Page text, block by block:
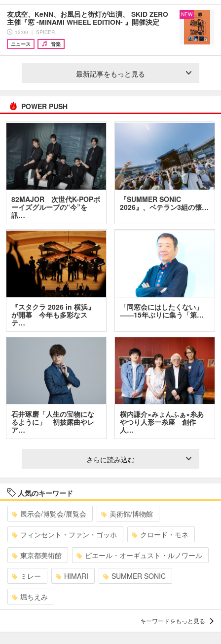
友成空、KeNN、お風呂と街灯が出演、 SKID ZERO
主催『窓 -MINAMI WHEEL EDITION- 』開催決定
12:00 ｜ SPICER
ニュース
音楽
NEW
最新記事をもっと見る
POWER PUSH
82MAJOR 次世代K-POPボ
ーイズグループの“今”を
訊…
『SUMMER SONIC
2026』、ベテラン3組の懐…
『スタクラ 2026 in 横浜』
が開幕 今年も多彩なス
テ…
「同窓会にはしたくない」
――15年ぶりに集う「第…
石井琢磨「人生の宝物にな
るように」 初披露曲やレ
ア…
横内謙介×みょんふぁ×糸あ
やつり人形一糸座 創作
人…
さらに読み込む
人気のキーワード
展示会/博覧会/展覧会 美術館/博物館
フィンセント・ファン・ゴッホ クロード・モネ
東京都美術館 ピエール・オーギュスト・ルノワール
ミレー HIMARI SUMMER SONIC
堀ちえみ
キーワードをもっと見る